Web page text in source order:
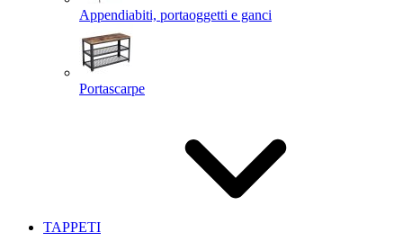
Appendiabiti, portaoggetti e ganci
Portascarpe
TAPPETI